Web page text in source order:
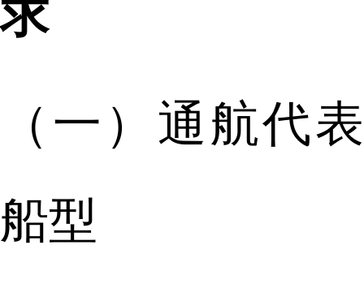
求
（一）通航代表
船型